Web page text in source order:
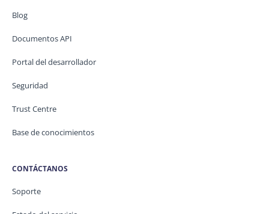
Blog
Documentos API
Portal del desarrollador
Seguridad
Trust Centre
Base de conocimientos
CONTÁCTANOS
Soporte